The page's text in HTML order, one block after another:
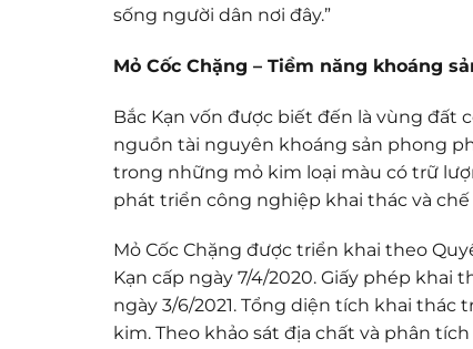
sống người dân nơi đây.”
Mỏ Cốc Chặng – Tiềm năng khoáng
Bắc Kạn vốn được biết đến là vùng đất
nguồn tài nguyên khoáng sản phong
trong những mỏ kim loại màu có trữ
phát triển công nghiệp khai thác và
Mỏ Cốc Chặng được triển khai theo
Kạn cấp ngày 7/4/2020. Giấy phép khai
ngày 3/6/2021. Tổng diện tích khai thác
kim. Theo khảo sát địa chất và phân